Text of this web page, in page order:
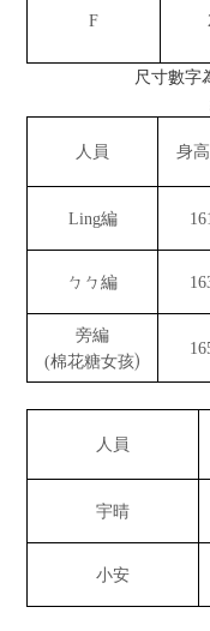
F
尺寸數字
人員 身高
Ling編
ㄅㄅ編
旁編
(棉花糖女孩)
人員
宇晴
小安